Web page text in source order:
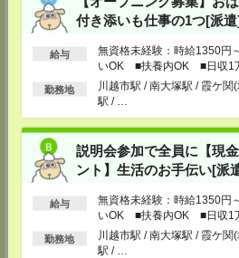
付き添いも仕事の1つ[派
給与
無資格未経験：時給1350
いOK ■扶養内OK ■日収1
以上
勤務地
川越市駅 / 南大塚駅 / 霞ケ関
駅 / …
説明会参加で全員に【現
ント】生活のお手伝い[派
給与
無資格未経験：時給1350
いOK ■扶養内OK ■日収1
以上
勤務地
川越市駅 / 南大塚駅 / 霞ケ関
駅 / …
東松山支店
埼玉県東松山市箭弓町1-13-20
光越園ビル4Ｆ
TEL：0493-27-8811
担当：受付担当
東京都豊島区西池袋1-16-10 第2三笠ビル7F
TEL：03-5956-7411
担当：受付担当
西船橋支店
千葉県船橋市印内町593-1 NST第2ビル7F
TEL：047-420-8501